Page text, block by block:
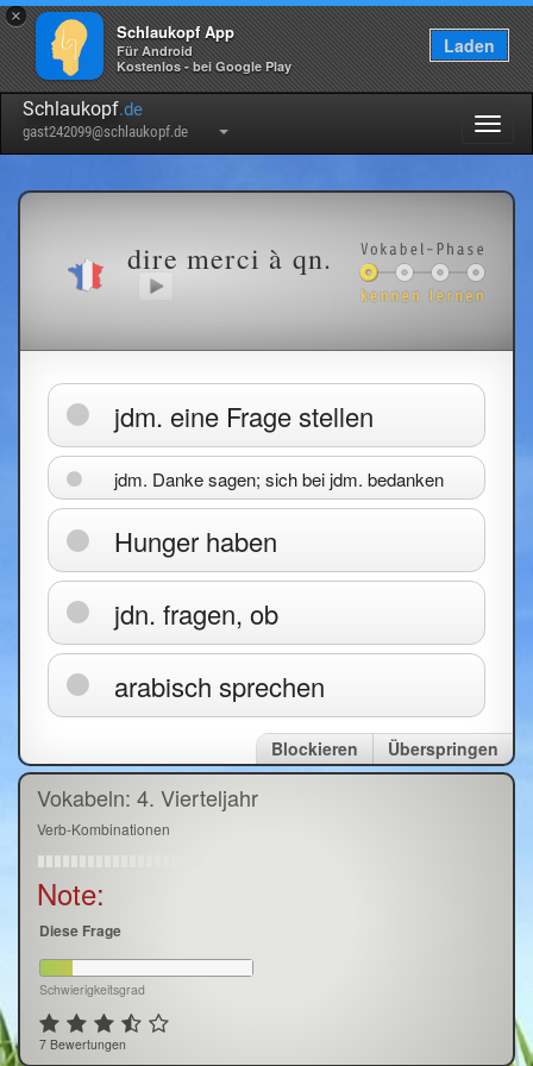
×
Schlaukopf App
Für Android
Kostenlos - bei Google Play
Laden
Schlaukopf.de
gast242099@schlaukopf.de
dire merci à qn.
jdm. eine Frage stellen
jdm. Danke sagen; sich bei jdm. bedanken
Hunger haben
jdn. fragen, ob
arabisch sprechen
Überspringen
Blockieren
Vokabeln: 4. Vierteljahr
Verb-Kombinationen
Note:
Diese Frage
Schwierigkeitsgrad
7 Bewertungen